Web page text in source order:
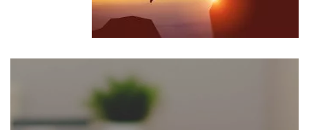
כנסים ואירועים